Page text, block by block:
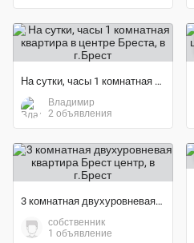
На сутки, часы 1 комнатная квартира в центре Бреста
Владимир
2 объявления
3 комнатная двухуровневая квартира Брест центр
собственник
1 объявление